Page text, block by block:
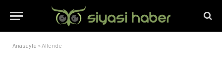
Anasayfa » Allende